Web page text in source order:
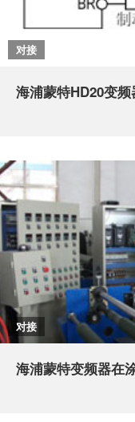
对接
海浦蒙特HD20变
对接
海浦蒙特变频器在